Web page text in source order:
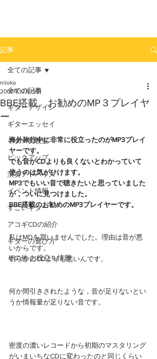
記事
全ての記事
ギターデザイン
ギターエッセイ
ギター実験室
ピックアップ
演奏アドバイス
イベント情報
すごいギター
アコギCDの紹介
ギターの選び方
その他 お役立ち情報
全ての記事
BBE搭載 お勧めのMP３プレイヤ
ー
niioka
2007年10月19日
海外旅行中に非常に役立ったのがMP3プレイ
ヤーです。
でも音がCDよりも良くないとわかっていて
使うのは気がひけます。
MP3でもいい音で聴きたいと思っていました
が，ついに見つけました。
BBE搭載のお勧めのMP3プレイヤーです。
私はMDを買いませんでした。理由は音が悪
いからです。
明らかにCDよりも悪いんです。
何か間引きされたような，音が足りないとい
うか情報量が足りない音です。
密度の濃いレコードから初期のマスタリング
がいまいちなCDに変わったのと同じくらい